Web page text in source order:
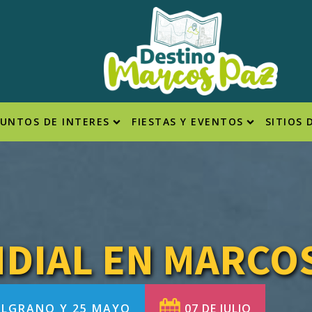
DE INTERES FIESTAS Y EVENTOS SITIOS
EN
Y 25 MAYO 07 DE JULIO